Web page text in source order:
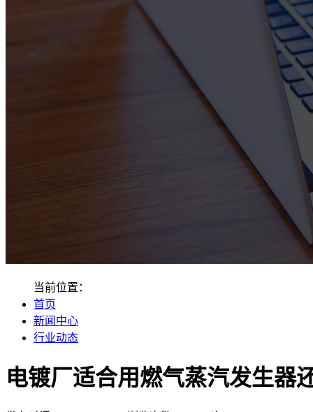
当前位置：
首页
新闻中心
行业动态
电镀厂适合用燃气蒸汽发生器